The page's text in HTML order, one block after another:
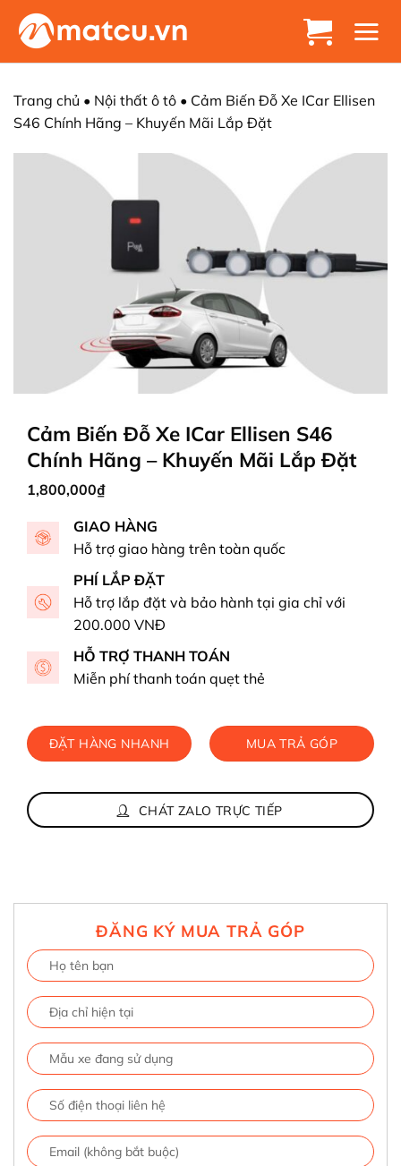
Chuyển
đến
Trang chủ • Nội thất ô tô • Cảm Biến Đỗ Xe ICar Ellisen
S46 Chính Hãng – Khuyến Mãi Lắp Đặt
Cảm Biến Đỗ Xe ICar Ellisen S46
Chính Hãng – Khuyến Mãi Lắp Đặt
1,800,000₫
GIAO HÀNG
Hỗ trợ giao hàng trên toàn quốc
PHÍ LẮP ĐẶT
Hỗ trợ lắp đặt và bảo hành tại gia chỉ với
200.000 VNĐ
HỖ TRỢ THANH TOÁN
Miễn phí thanh toán quẹt thẻ
ĐẶT HÀNG NHANH MUA TRẢ GÓP
CHÁT ZALO TRỰC TIẾP
ĐĂNG KÝ MUA TRẢ GÓP